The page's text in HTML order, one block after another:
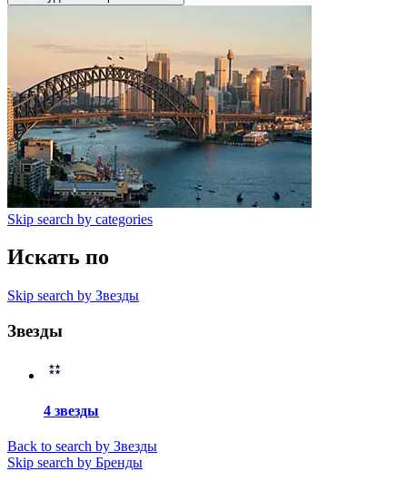
Skip search by categories
Искать по
Skip search by Звезды
Звезды
4 звезды
Back to search by Звезды
Skip search by Бренды